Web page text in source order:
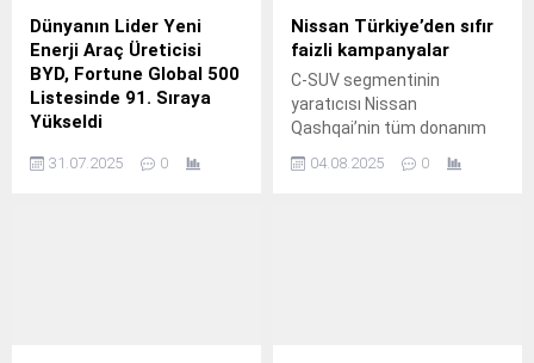
Dünyanın Lider Yeni
Enerji Araç Üreticisi
BYD, Fortune Global 500
Listesinde 91. Sıraya
Yükseldi
araç (NEV) üreticisi BYD,
31.07.2025 0
Nissan Türkiye’den sıfır
faizli kampanyalar
C-SUV segmentinin
yaratıcısı Nissan
Qashqai’nin tüm donanım
kampanyalar Nissan sahibi
04.08.2025 0